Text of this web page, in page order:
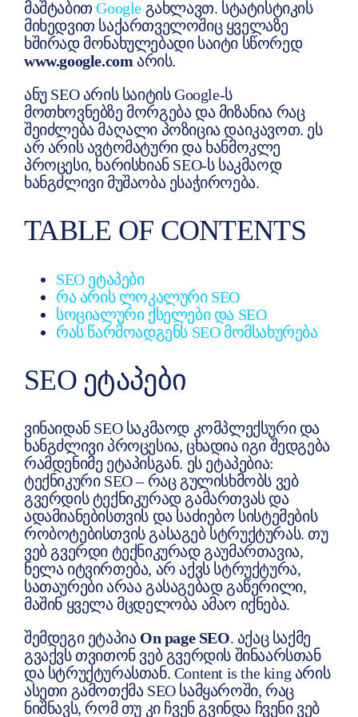
მაშტაბითGoogle გახლავთ. სტატისტიკის
მიხედვით საქართველოშიც ყველაზე
ხშირად მონახულებადი საიტი სწორედ
www.google.com არის.
ანუ SEO არის საიტის Google-ს
მოთხოვნებზე მორგება და მიზანია რაც
შეიძლება მაღალი პოზიცია დაიკავოთ. ეს
არ არის ავტომატური და ხანმოკლე
პროცესი, ხარისხიან SEO-ს საკმაოდ
ხანგძლივი მუშაობა ესაჭიროება.
TABLE OF CONTENTS
SEO ეტაპები
რა არის ლოკალური SEO
სოციალური ქსელები და SEO
რას წარმოადგენს SEO მომსახურება
SEO ᲔᲢᲐᲞᲔᲑᲘ
ვინაიდან SEO საკმაოდ კომპლექსური და
ხანგძლივი პროცესია, ცხადია იგი შედგება
რამდენიმე ეტაპისგან. ეს ეტაპებია:
ტექნიკური SEO – რაც გულისხმობს ვებ
გვერდის ტექნიკურად გამართვას და
ადამიანებისთვის და საძიებო სისტემების
რობოტებისთვის გასაგებ სტრუქტურას. თუ
ვებ გვერდი ტექნიკურად გაუმართავია,
ნელა იტვირთება, არ აქვს სტრუქტურა,
სათაურები არაა გასაგებად გაწერილი,
მაშინ ყველა მცდელობა ამაო იქნება.
შემდეგი ეტაპია On page SEO. აქაც საქმე
გვაქვს თვითონ ვებ გვერდის შინაარსთან
და სტრუქტურასთან. Content is the king არის
ასეთი გამოთქმა SEO სამყაროში, რაც
ნიშნავს, რომ თუ კი ჩვენ გვინდა ჩვენი ვებ